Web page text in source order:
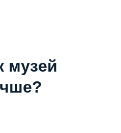
музей